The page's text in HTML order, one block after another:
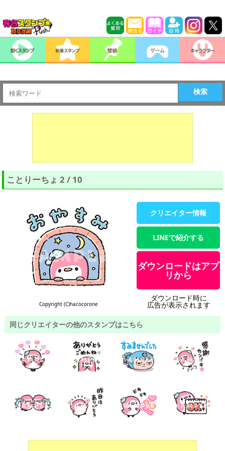
検索
ことりーちょ 2 / 10
Copyright (C)hacocorone
クリエイター情報
LINEで紹介する
ダウンロードはアプ
リから
ダウンロード時に
広告が表示されます
同じクリエイターの他のスタンプはこちら